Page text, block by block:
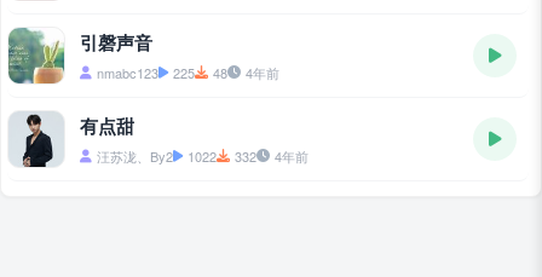
引磬声音
nmabc123 225 48 4年前
有点甜
汪苏泷、By2 1022 332 4年前